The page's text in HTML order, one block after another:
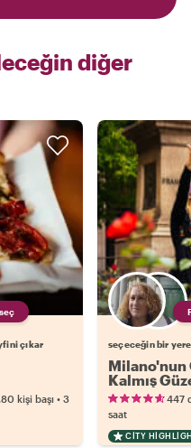
diğer
çıkar
kişi başı • 3
seçeceğin bir
Milano'nun
Kalmış
447
saat
CITY